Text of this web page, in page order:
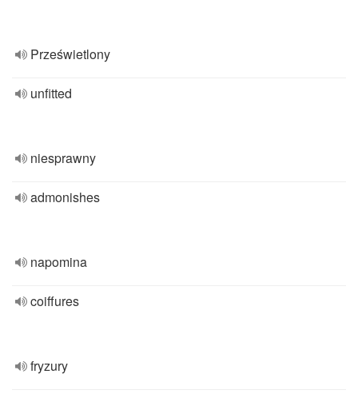
Prześwietlony
unfitted
niesprawny
admonishes
napomina
coiffures
fryzury